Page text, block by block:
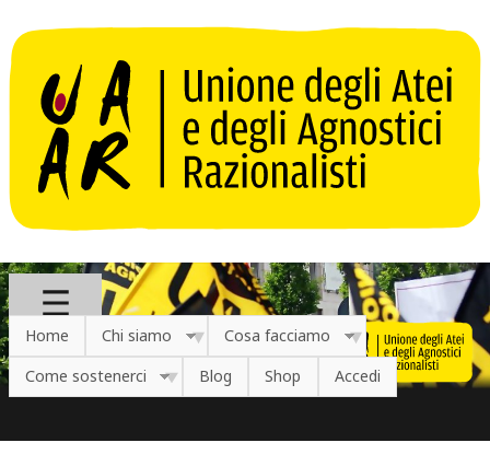
Home Chi siamo
Cosa facciamo
Come sostenerci
Blog Shop Accedi